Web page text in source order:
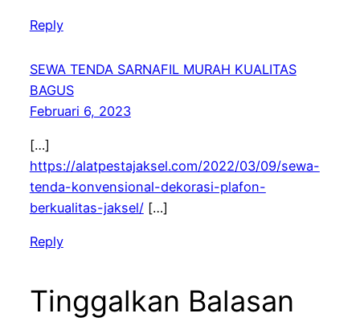
Reply
SEWA TENDA SARNAFIL MURAH KUALITAS
BAGUS
Februari 6, 2023
[…]
https://alatpestajaksel.com/2022/03/09/sewa-
tenda-konvensional-dekorasi-plafon-
berkualitas-jaksel/[…]
Reply
Tinggalkan Balasan